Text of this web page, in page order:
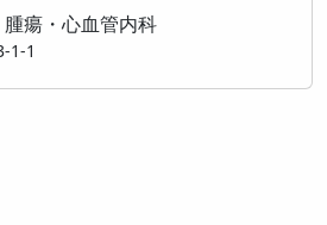
腫瘍・心血管内科
1-1